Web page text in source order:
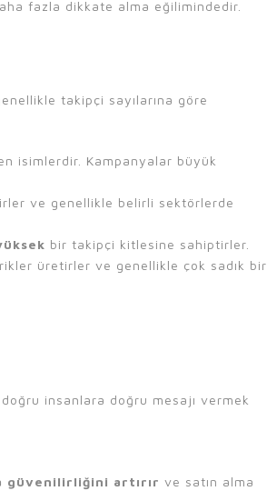
fazla dikkate alma eğilimindedir.
takipçi sayılarına göre
isimlerdir. Kampanyalar büyük
ve genellikle belirli sektörlerde
bir takipçi kitlesine sahiptirler.
üretirler ve genellikle çok sadık bir
insanlara doğru mesajı vermek
güvenilirliğini artırır ve satın alma